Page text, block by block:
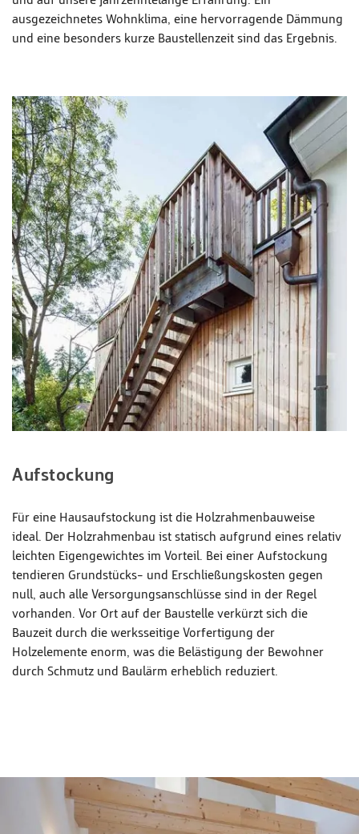
ausgezeichnetes Wohnklima, eine hervorragende Dämmung
und eine besonders kurze Baustellenzeit sind das Ergebnis.
Aufstockung
Für eine Hausaufstockung ist die Holzrahmenbauweise
ideal. Der Holzrahmenbau ist statisch aufgrund eines relativ
leichten Eigengewichtes im Vorteil. Bei einer Aufstockung
tendieren Grundstücks- und Erschließungskosten gegen
null, auch alle Versorgungsanschlüsse sind in der Regel
vorhanden. Vor Ort auf der Baustelle verkürzt sich die
Bauzeit durch die werksseitige Vorfertigung der
Holzelemente enorm, was die Belästigung der Bewohner
durch Schmutz und Baulärm erheblich reduziert.